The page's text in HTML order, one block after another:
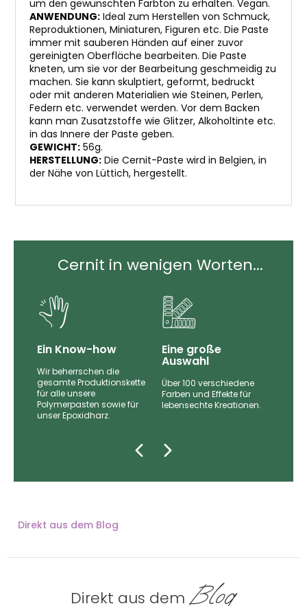
um den gewünschten Farbton zu erhalten. Vegan.
ANWENDUNG: Ideal zum Herstellen von Schmuck,
Reproduktionen, Miniaturen, Figuren etc. Die Paste
immer mit sauberen Händen auf einer zuvor
gereinigten Oberfläche bearbeiten. Die Paste
kneten, um sie vor der Bearbeitung geschmeidig zu
machen. Sie kann skulptiert, geformt, bedruckt
oder mit anderen Materialien wie Steinen, Perlen,
Federn etc. verwendet werden. Vor dem Backen
kann man Zusatzstoffe wie Glitzer, Alkoholtinte etc.
in das Innere der Paste geben.
GEWICHT: 56g.
HERSTELLUNG: Die Cernit-Paste wird in Belgien, in
der Nähe von Lüttich, hergestellt.
Cernit in wenigen Worten...
Ein Know-how
Wir beherrschen die
gesamte Produktionskette
für alle unsere
Polymerpasten sowie für
unser Epoxidharz.
Eine große
Auswahl
Über 100 verschiedene
Farben und Effekte für
lebensechte Kreationen.
Direkt aus dem Blog
Direkt aus dem Blog